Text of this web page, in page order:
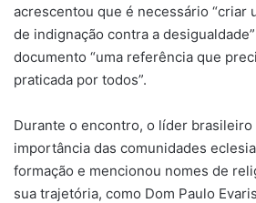
acrescentou que é necessário “criar
de indignação contra a
documento “uma referência que
praticada por todos”.
Durante o encontro, o líder brasileiro
importância das comunidades
formação e mencionou nomes de
sua trajetória, como Dom Paulo